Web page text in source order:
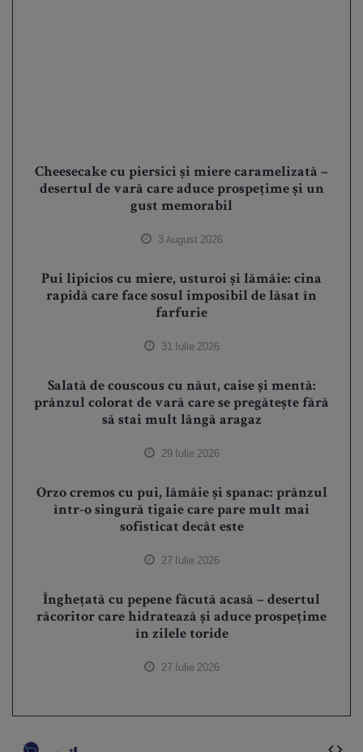
Cheesecake cu piersici și miere caramelizată –
desertul de vară care aduce prospețime și un
gust memorabil
3 August 2026
Pui lipicios cu miere, usturoi și lămâie: cina
rapidă care face sosul imposibil de lăsat în
farfurie
31 Iulie 2026
Salată de couscous cu năut, caise și mentă:
prânzul colorat de vară care se pregătește fără
să stai mult lângă aragaz
29 Iulie 2026
Orzo cremos cu pui, lămâie și spanac: prânzul
într-o singură tigaie care pare mult mai
sofisticat decât este
27 Iulie 2026
Înghețată cu pepene făcută acasă – desertul
răcoritor care hidratează și aduce prospețime
în zilele toride
27 Iulie 2026